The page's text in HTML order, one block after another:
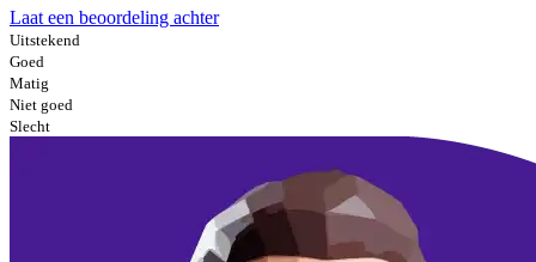
Laat een beoordeling achter
Uitstekend
Goed
Matig
Niet goed
Slecht